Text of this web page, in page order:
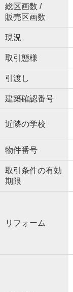
総区画数 /
販売区画数
現況
取引態様
引渡し
建築確認番号
近隣の学校
物件番号
取引条件の有効
期限
リフォーム